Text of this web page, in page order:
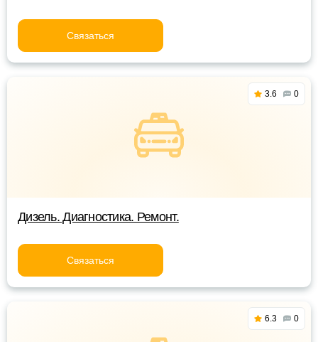
Связаться
3.6 0
Дизель. Диагностика. Ремонт.
Связаться
6.3 0